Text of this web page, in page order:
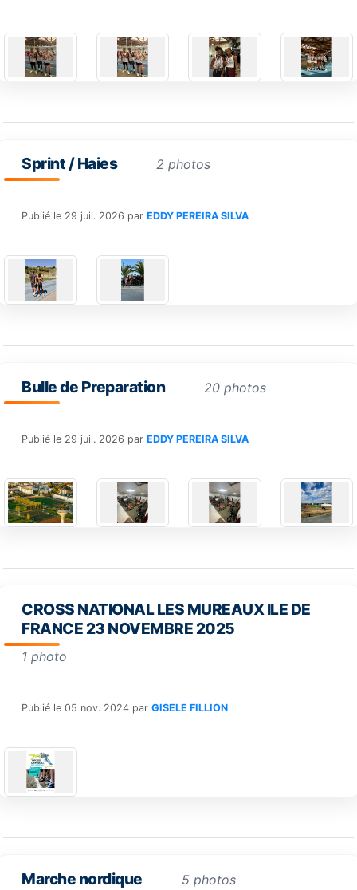
Sprint / Haies 2 photos
Publié le 29 juil. 2026 par EDDY PEREIRA SILVA
Bulle de Preparation 20 photos
Publié le 29 juil. 2026 par EDDY PEREIRA SILVA
CROSS NATIONAL LES MUREAUX ILE DE
FRANCE 23 NOVEMBRE 2025
1 photo
Publié le 05 nov. 2024 par GISELE FILLION
Marche nordique 5 photos